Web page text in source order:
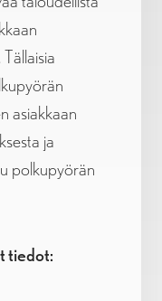
asiakkaan
ja
polkupyörän
tiedot: